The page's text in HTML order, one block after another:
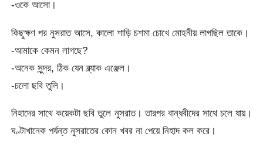
-ওকে আসো।
কিছুক্ষণ পর নুসরাত আসে, কালো শাড়ি চশমা চোখে মোহনীয় লাগছিল তাকে।
-আমাকে কেমন লাগছে?
-অনেক সুন্দর, ঠিক যেন ব্ল্যাক এঞ্জেল।
-চলো ছবি তুলি।
নিহাদের সাথে কয়েকটা ছবি তুলে নুসরাত। তারপর বান্ধবীদের সাথে চলে যায়।
ঘণ্টাখানেক পর্যন্ত নুসরাতের কোন খবর না পেয়ে নিহাদ কল করে।